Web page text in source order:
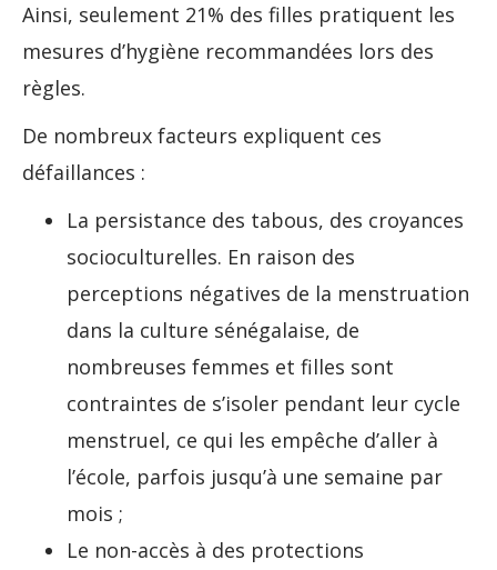
Ainsi, seulement 21% des filles pratiquent les
mesures d’hygiène recommandées lors des
règles.
De nombreux facteurs expliquent ces
défaillances :
La persistance des tabous, des croyances
socioculturelles. En raison des
perceptions négatives de la menstruation
dans la culture sénégalaise, de
nombreuses femmes et filles sont
contraintes de s’isoler pendant leur cycle
menstruel, ce qui les empêche d’aller à
l’école, parfois jusqu’à une semaine par
mois ;
Le non-accès à des protections